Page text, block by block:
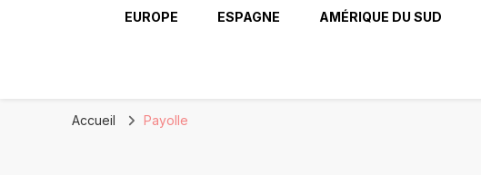
EUROPE
ESPAGNE AMÉRIQUE DU SUD
Accueil Payolle